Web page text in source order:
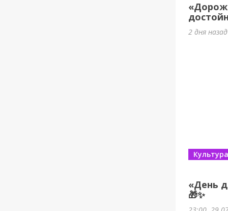
2 дня
«День
🎁✨
Культура